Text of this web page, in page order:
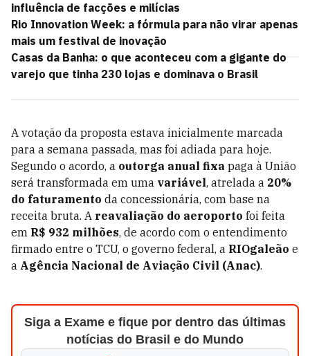
influência de facções e milícias
Rio Innovation Week: a fórmula para não virar apenas
mais um festival de inovação
Casas da Banha: o que aconteceu com a gigante do
varejo que tinha 230 lojas e dominava o Brasil
A votação da proposta estava inicialmente marcada
para a semana passada, mas foi adiada para hoje.
Segundo o acordo, a outorga anual fixa paga à União
será transformada em uma variável, atrelada a 20%
do faturamento da concessionária, com base na
receita bruta. A reavaliação do aeroporto foi feita
em R$ 932 milhões, de acordo com o entendimento
firmado entre o TCU, o governo federal, a RIOgaleão e
a Agência Nacional de Aviação Civil (Anac).
Siga a Exame e fique por dentro das últimas
notícias do Brasil e do Mundo